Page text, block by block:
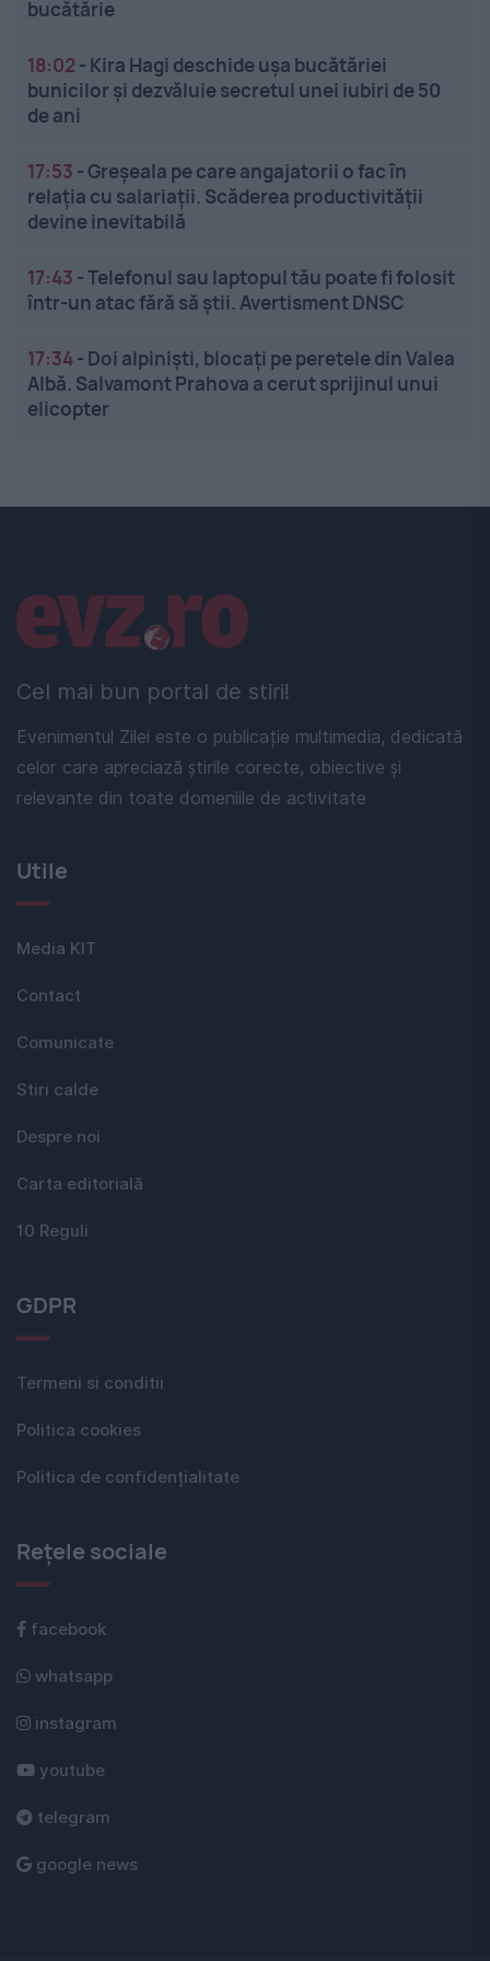
bucătărie
18:02 - Kira Hagi deschide ușa bucătăriei
bunicilor și dezvăluie secretul unei iubiri de 50
de ani
17:53 -Greșeala pe care angajatorii o fac în
relația cu salariații. Scăderea productivității
devine inevitabilă
17:43 -Telefonul sau laptopul tău poate fi folosit
într-un atac fără să știi. Avertisment DNSC
17:34- Doi alpiniști, blocați pe peretele din Valea
Albă. Salvamont Prahova a cerut sprijinul unui
elicopter
Cel mai bun portal de stiri!
Evenimentul Zilei este o publicație multimedia, dedicată
celor care apreciază știrile corecte, obiective și
relevante din toate domeniile de activitate
Linkuri utile
Utile
Media KIT
Contact
Comunicate
Stiri calde
Despre noi
Carta editorială
10 Reguli
GDPR
Termeni si conditii
Politica cookies
Politica de confidențialitate
Rețele sociale
facebook
whatsapp
instagram
youtube
telegram
google news